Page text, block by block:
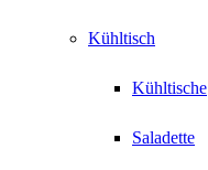
Kühltisch
Kühltische
Saladette